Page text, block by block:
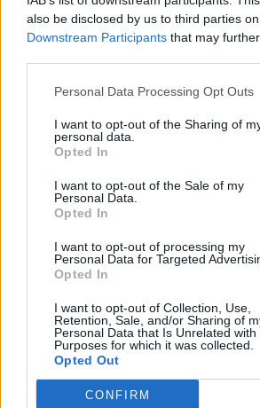
also be disclosed by us to third parties
Downstream Participants that may
Personal Data Processing Opt Outs
I want to opt-out of the Sharing of
personal data.
Opted In
I want to opt-out of the Sale of my
Personal Data.
Opted In
I want to opt-out of processing my
Personal Data for Targeted
Opted In
I want to opt-out of Collection, Use,
Retention, Sale, and/or Sharing of
Personal Data that Is Unrelated with
Purposes for which it was collected.
Opted Out
CONFIRM
Caçadors de
Amposta viurà
Només 3 de cada
regió de l’Ebre
Carrega més